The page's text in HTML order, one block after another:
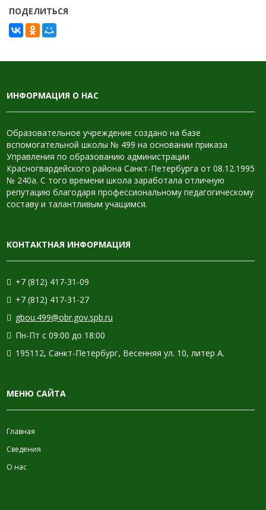
ПОДЕЛИТЬСЯ
ИНФОРМАЦИЯ О НАС
Образовательное учреждение создано на базе
вспомогательной школы № 499 на основании приказа
Управления по образованию администрации
Красногвардейского района Санкт-Петербурга от 08.12.1995
№ 240а. С того времени школа заработала отличную
репутацию благодаря профессиональному педагогическому
составу и талантливым учащимся.
КОНТАКТНАЯ ИНФОРМАЦИЯ
+7 (812) 417-31-09
+7 (812) 417-31-27
gbou.499@obr.gov.spb.ru
Пн-Пт с 09:00 до 18:00
195112, Санкт-Петербург, Весенняя ул. 10, литер А.
МЕНЮ САЙТА
Главная
Сведения
О нас